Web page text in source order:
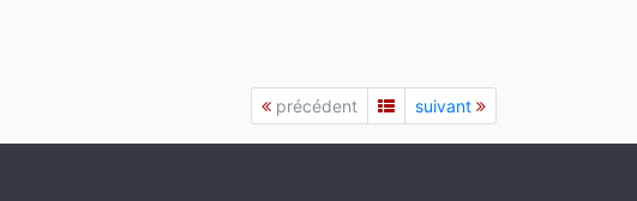
précédent suivant